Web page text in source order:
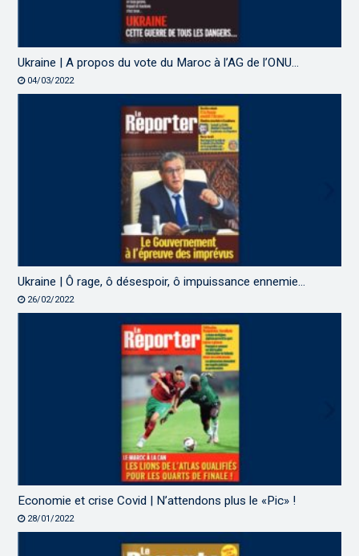
Ukraine | A propos du vote du Maroc à l’AG de l’ONU…
04/03/2022
Ukraine | Ô rage, ô désespoir, ô impuissance ennemie…
26/02/2022
Economie et crise Covid | N’attendons plus le «Pic» !
28/01/2022